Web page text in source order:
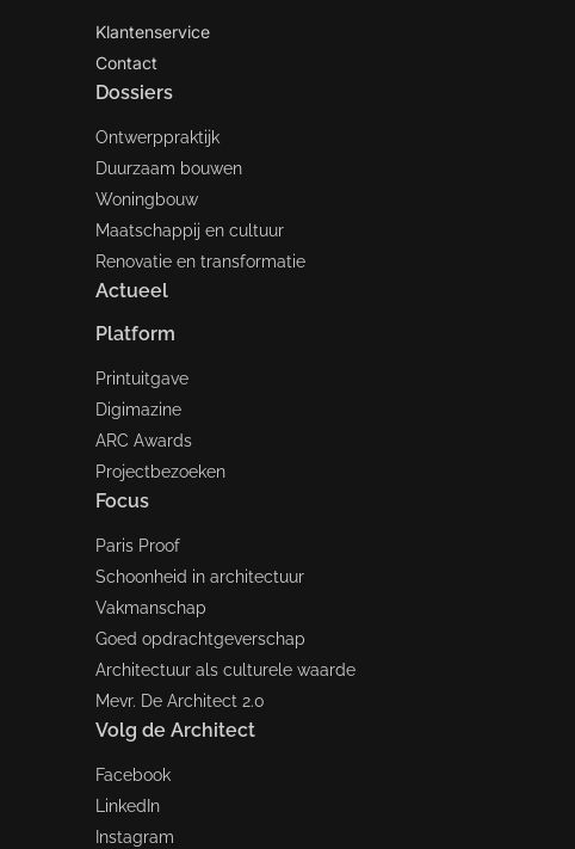
Klantenservice
Contact
Dossiers
Ontwerppraktijk
Duurzaam bouwen
Woningbouw
Maatschappij en cultuur
Renovatie en transformatie
Actueel
Platform
Printuitgave
Digimazine
ARC Awards
Projectbezoeken
Focus
Paris Proof
Schoonheid in architectuur
Vakmanschap
Goed opdrachtgeverschap
Architectuur als culturele waarde
Mevr. De Architect 2.0
Volg de Architect
Facebook
LinkedIn
Instagram